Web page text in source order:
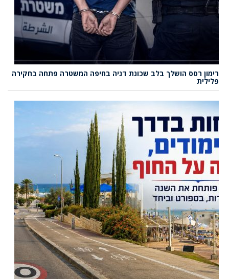
רימון רסס הושלך בלב שכונת דניה בחיפה המשטרה פתחה בחקירה
פלילית